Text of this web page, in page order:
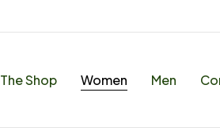
The Shop Women Men